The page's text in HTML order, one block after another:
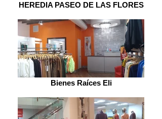
HEREDIA PASEO DE LAS FLORES
Bienes Raíces Eli